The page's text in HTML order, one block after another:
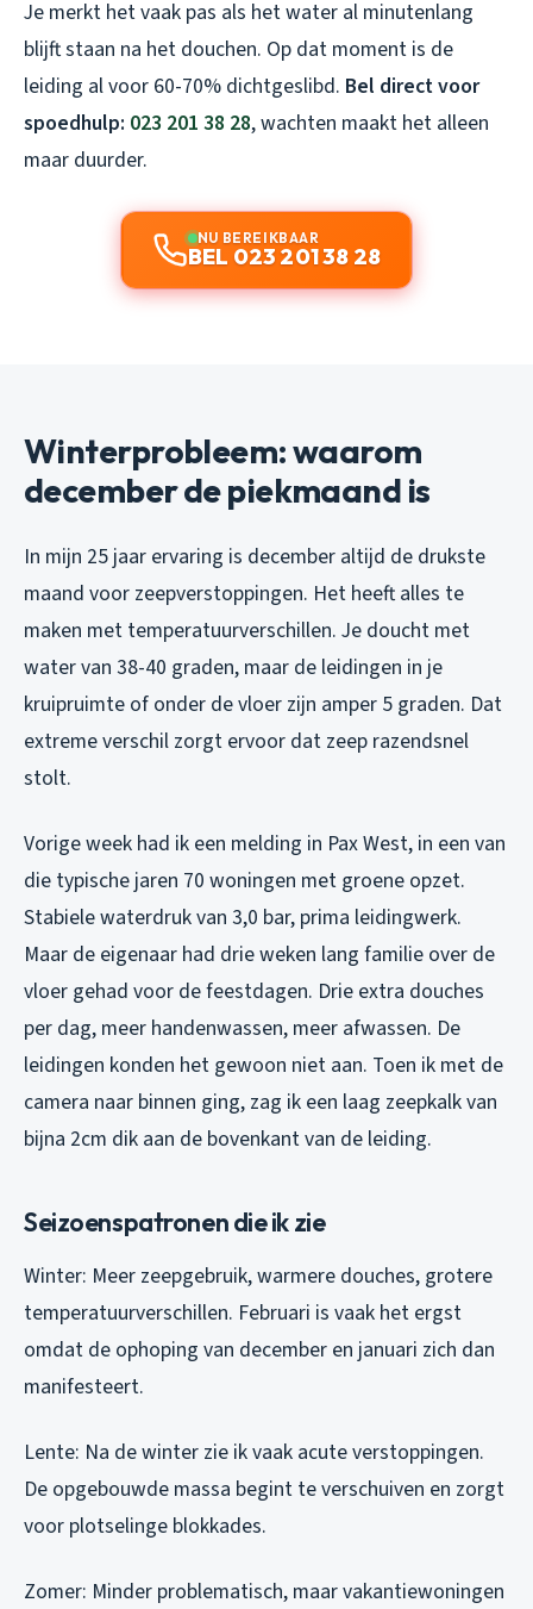
Je merkt het vaak pas als het water al minutenlang
blijft staan na het douchen. Op dat moment is de
leiding al voor 60-70% dichtgeslibd. Bel direct voor
spoedhulp: 023 201 38 28, wachten maakt het alleen
maar duurder.
NU BEREIKBAAR
BEL 023 201 38 28
Winterprobleem: waarom
december de piekmaand is
In mijn 25 jaar ervaring is december altijd de drukste
maand voor zeepverstoppingen. Het heeft alles te
maken met temperatuurverschillen. Je doucht met
water van 38-40 graden, maar de leidingen in je
kruipruimte of onder de vloer zijn amper 5 graden. Dat
extreme verschil zorgt ervoor dat zeep razendsnel
stolt.
Vorige week had ik een melding in Pax West, in een van
die typische jaren 70 woningen met groene opzet.
Stabiele waterdruk van 3,0 bar, prima leidingwerk.
Maar de eigenaar had drie weken lang familie over de
vloer gehad voor de feestdagen. Drie extra douches
per dag, meer handenwassen, meer afwassen. De
leidingen konden het gewoon niet aan. Toen ik met de
camera naar binnen ging, zag ik een laag zeepkalk van
bijna 2cm dik aan de bovenkant van de leiding.
Seizoenspatronen die ik zie
Winter: Meer zeepgebruik, warmere douches, grotere
temperatuurverschillen. Februari is vaak het ergst
omdat de ophoping van december en januari zich dan
manifesteert.
Lente: Na de winter zie ik vaak acute verstoppingen.
De opgebouwde massa begint te verschuiven en zorgt
voor plotselinge blokkades.
Zomer: Minder problematisch, maar vakantiewoningen